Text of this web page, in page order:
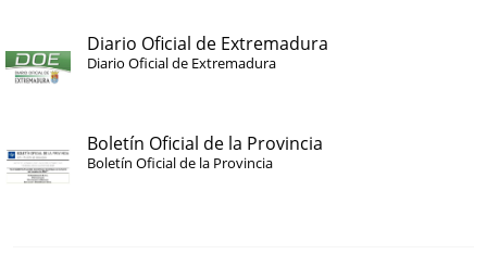
Diario Oficial de Extremadura
Diario Oficial de Extremadura
Boletín Oficial de la Provincia
Boletín Oficial de la Provincia